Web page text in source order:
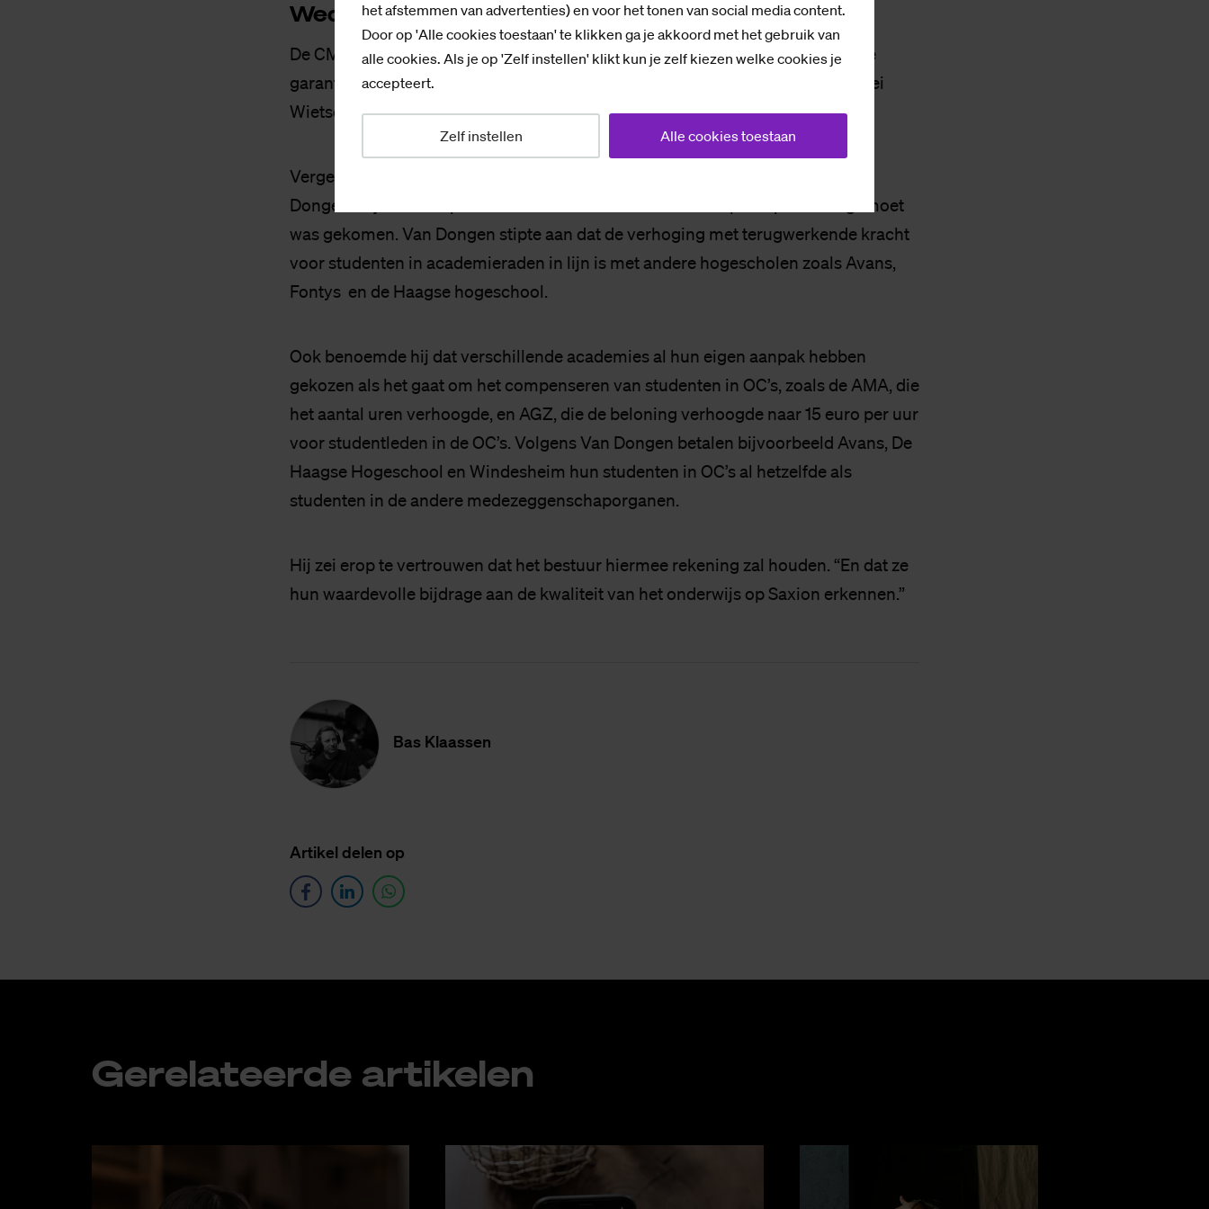
het afstemmen van advertenties) en voor het tonen van social media content.
Door op 'Alle cookies toestaan' te klikken ga je akkoord met het gebruik van
alle cookies. Als je op 'Zelf instellen' klikt kun je zelf kiezen welke cookies je
accepteert.
Zelf instellen Alle cookies toestaan
We­der­zijds ver­trou­wen
De CMR gaf aan dat de belofte van een ‘passende’ vergoeding nog geen harde
garanties geeft, maar sprak wel wederzijds vertrouwen uit. Namens de CMR zei
Wietse Mensonydes: “We moeten elkaar vertrouwen op dit vlak.”
Vergelijkbare woorden van vertrouwen sprak ook CMR-studentlid Marcel van
Dongen. Hij merkte op te waarderen dat het CvB de CMR op alle punten tegemoet
was gekomen. Van Dongen stipte aan dat de verhoging met terugwerkende kracht
voor studenten in academieraden in lijn is met andere hogescholen zoals Avans,
Fontys en de Haagse hogeschool.
Ook benoemde hij dat verschillende academies al hun eigen aanpak hebben
gekozen als het gaat om het compenseren van studenten in OC’s, zoals de AMA, die
het aantal uren verhoogde, en AGZ, die de beloning verhoogde naar 15 euro per uur
voor studentleden in de OC’s. Volgens Van Dongen betalen bijvoorbeeld Avans, De
Haagse Hogeschool en Windesheim hun studenten in OC’s al hetzelfde als
studenten in de andere medezeggenschaporganen.
Hij zei erop te vertrouwen dat het bestuur hiermee rekening zal houden. “En dat ze
hun waardevolle bijdrage aan de kwaliteit van het onderwijs op Saxion erkennen.”
Bas Klaas­sen
Ar­ti­kel de­len op
Ge­re­la­teer­de ar­ti­ke­len